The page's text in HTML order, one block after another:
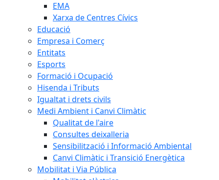
EMA
Xarxa de Centres Cívics
Educació
Empresa i Comerç
Entitats
Esports
Formació i Ocupació
Hisenda i Tributs
Igualtat i drets civils
Medi Ambient i Canvi Climàtic
Qualitat de l'aire
Consultes deixalleria
Sensibilització i Informació Ambiental
Canvi Climàtic i Transició Energètica
Mobilitat i Via Pública